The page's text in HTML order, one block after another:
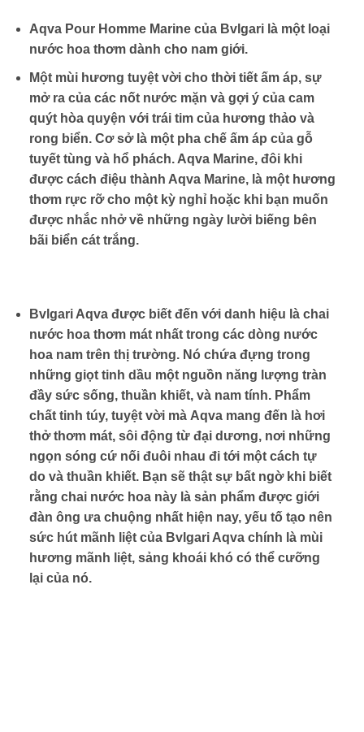
Aqva Pour Homme Marine của Bvlgari là một loại
nước hoa thơm dành cho nam giới.
Một mùi hương tuyệt vời cho thời tiết ấm áp, sự
mở ra của các nốt nước mặn và gợi ý của cam
quýt hòa quyện với trái tim của hương thảo và
rong biển. Cơ sở là một pha chế ấm áp của gỗ
tuyết tùng và hổ phách. Aqva Marine, đôi khi
được cách điệu thành Aqva Marine, là một hương
thơm rực rỡ cho một kỳ nghỉ hoặc khi bạn muốn
được nhắc nhở về những ngày lười biếng bên
bãi biển cát trắng.
Bvlgari Aqva được biết đến với danh hiệu là chai
nước hoa thơm mát nhất trong các dòng nước
hoa nam trên thị trường. Nó chứa đựng trong
những giọt tinh dầu một nguồn năng lượng tràn
đầy sức sống, thuần khiết, và nam tính. Phẩm
chất tinh túy, tuyệt vời mà Aqva mang đến là hơi
thở thơm mát, sôi động từ đại dương, nơi những
ngọn sóng cứ nối đuôi nhau đi tới một cách tự
do và thuần khiết. Bạn sẽ thật sự bất ngờ khi biết
rằng chai nước hoa này là sản phẩm được giới
đàn ông ưa chuộng nhất hiện nay, yếu tố tạo nên
sức hút mãnh liệt của Bvlgari Aqva chính là mùi
hương mãnh liệt, sảng khoái khó có thể cưỡng
lại của nó.